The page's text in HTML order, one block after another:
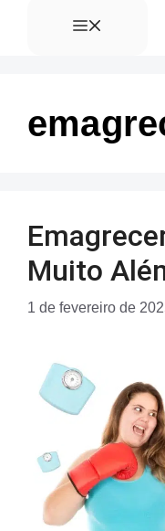
Muito
1 de fevereiro de